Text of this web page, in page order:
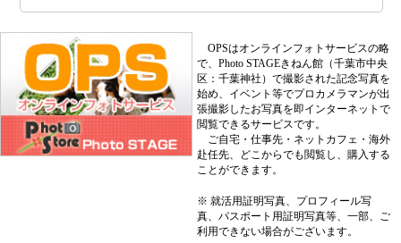
OPSはオンラインフォトサービスの略
で、Photo STAGEきねん館（千葉市中央
区：千葉神社）で撮影された記念写真を
始め、イベント等でプロカメラマンが出
張撮影したお写真を即インターネットで
閲覧できるサービスです。
ご自宅・仕事先・ネットカフェ・海外
赴任先、どこからでも閲覧し、購入する
ことができます。
※ 就活用証明写真、プロフィール写
真、パスポート用証明写真等、一部、ご
利用できない場合がございます。